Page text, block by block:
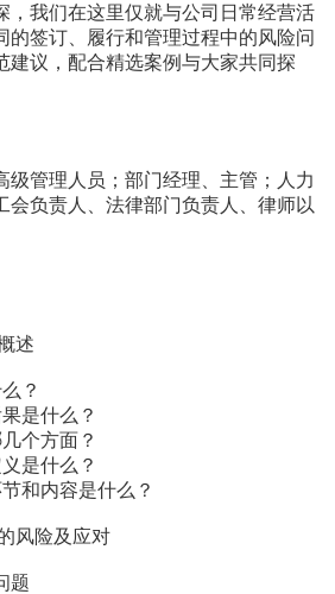
，我们在这里仅就与公司日常经营活
的签订、履行和管理过程中的风险问
建议，配合精选案例与大家共同探
管理人员；部门经理、主管；人力
会负责人、法律部门负责人、律师以
述
？
是什么？
个方面？
是什么？
和内容是什么？
风险及应对
题